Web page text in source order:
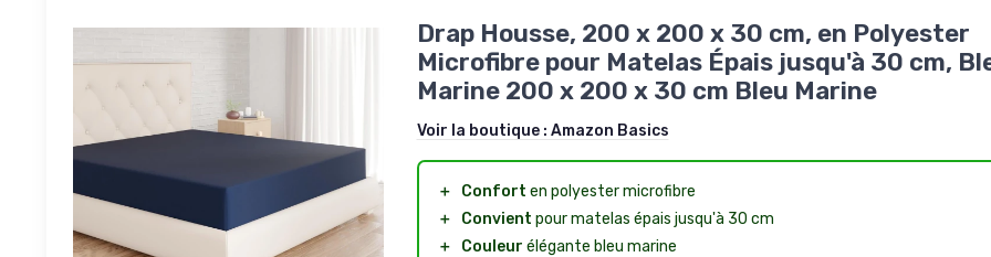
Drap Housse, 200 x 200 x 30 cm, en Polyester
Microfibre pour Matelas Épais jusqu'à 30 cm,
Marine 200 x 200 x 30 cm Bleu Marine
Voir la boutique : Amazon Basics
＋ Confort en polyester microfibre
＋
Convient pour matelas épais jusqu'à 30 cm
＋
Couleur élégante bleu marine